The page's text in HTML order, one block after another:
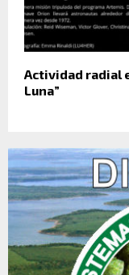
Actividad radial
Luna”